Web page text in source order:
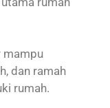
mampu
dan ramah
rumah.